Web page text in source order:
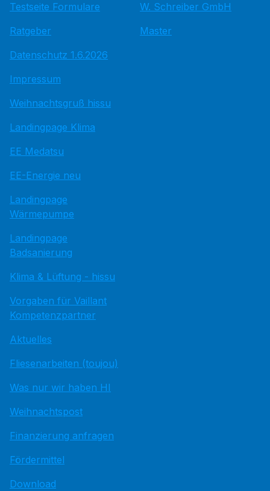
Testseite Formulare
Ratgeber
Datenschutz 1.6.2026
Impressum
Weihnachtsgruß hissu
Landingpage Klima
EE Medatsu
EE-Energie neu
Landingpage
Wärmepumpe
Landingpage
Badsanierung
Klima & Lüftung - hissu
Vorgaben für Vaillant
Kompetenzpartner
Aktuelles
Fliesenarbeiten (toujou)
Was nur wir haben HI
Weihnachtspost
Finanzierung anfragen
Fördermittel
Download
W. Schreiber GmbH
Master